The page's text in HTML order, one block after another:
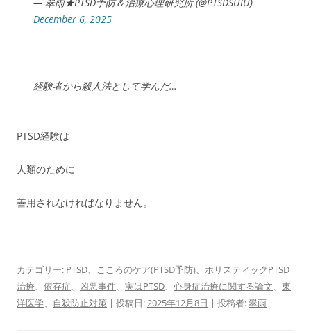
— 翠雨★PTSD予防＆治療心理研究所 (@PTSDSUIU)
December 6, 2025
経験者から殺人法として学んだ…
PTSD経験は
人類のために
善用されなければなりません。
カテゴリー: PTSD、 こころのケア(PTSD予防)、 ホリスティックPTSD
治療、 依存症、 凶悪事件、 実はPTSD、 心身症治療に関する論文、 東
洋医学、 自殺防止対策 | 投稿日:2025年12月8日 | 投稿者:翠雨